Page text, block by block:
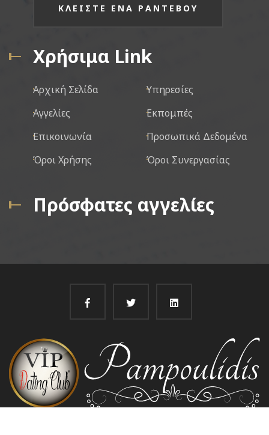
ΚΛΕΙΣΤΕ ΕΝΑ ΡΑΝΤΕΒΟΥ
Χρήσιμα Link
Αρχική Σελίδα
Υπηρεσίες
Αγγελίες
Εκπομπές
Επικοινωνία
Προσωπικά Δεδομένα
Όροι Χρήσης
Όροι Συνεργασίας
Πρόσφατες αγγελίες